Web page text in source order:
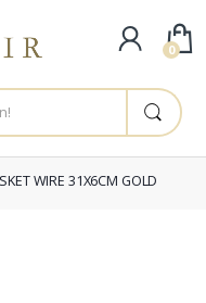
WIRE 31X6CM GOLD
0